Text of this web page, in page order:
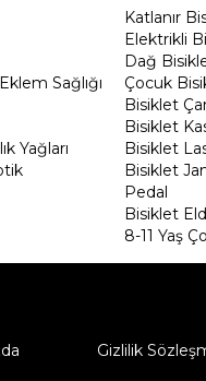
Sağlığı
Yağları
Katlanır
Elektrikli
Dağ
Çocuk
Bisiklet
Bisiklet
Bisiklet
Bisiklet
Pedal
Bisiklet
8-11 Yaş
Gizlilik